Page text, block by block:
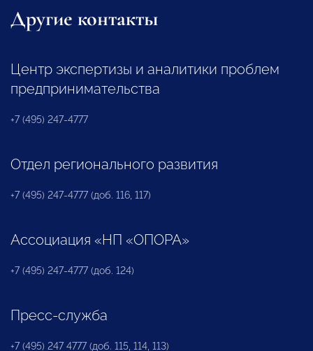
Другие контакты
Центр экспертизы и аналитики проблем
предпринимательства
+7 (495) 247-4777
Отдел регионального развития
+7 (495) 247-4777 (доб. 116, 117)
Ассоциация «НП «ОПОРА»
+7 (495) 247-4777 (доб. 124)
Пресс-служба
+7 (495) 247 4777 (доб. 115, 114, 113)